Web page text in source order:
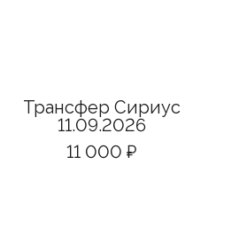
Трансфер Сириус
11.09.2026
11 000 ₽